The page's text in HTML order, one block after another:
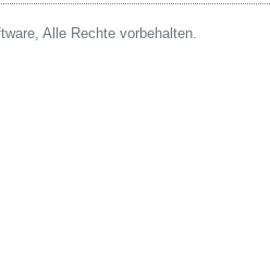
Alle Rechte vorbehalten.